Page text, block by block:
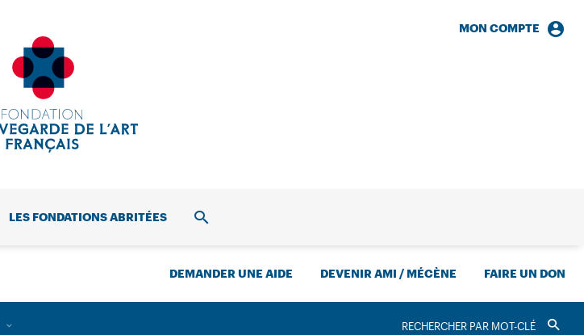
MON COMPTE
LES FONDATIONS ABRITÉES RECHERCHE
DEMANDER UNE AIDE DEVENIR AMI / MÉCÈNE FAIRE UN DON
Valider